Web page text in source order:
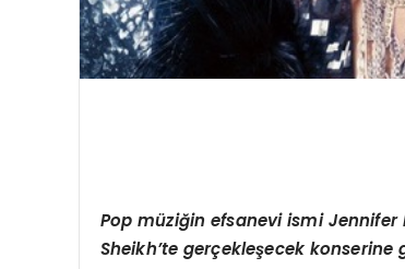
Pop müziğin efsanevi ismi Jennifer
Sheikh’te gerçekleşecek konserine